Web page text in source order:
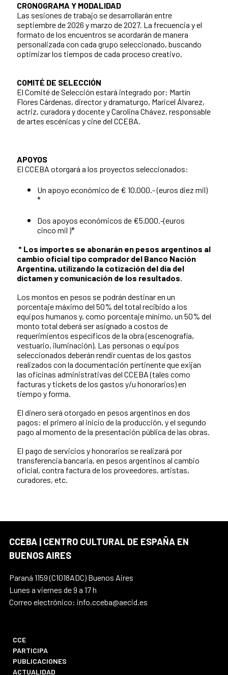
CRONOGRAMA Y MODALIDAD
Las sesiones de trabajo se desarrollarán entre
septiembre de 2026 y marzo de 2027. La frecuencia y el
formato de los encuentros se acordarán de manera
personalizada con cada grupo seleccionado, buscando
optimizar los tiempos de cada proceso creativo.
COMITÉ DE SELECCIÓN
El Comité de Selección estará integrado por: Martín
Flores Cárdenas, director y dramaturgo, Maricel Álvarez,
actriz, curadora y docente y Carolina Chávez, responsable
de artes escénicas y cine del CCEBA.
APOYOS
El CCEBA otorgará a los proyectos seleccionados:
Un apoyo económico de € 10.000.- (euros diez mil)
*
Dos apoyos económicos de €5.000.-(euros
cinco mil )*
* Los importes se abonarán en pesos argentinos al
cambio oficial tipo comprador del Banco Nación
Argentina, utilizando la cotización del día del
dictamen y comunicación de los resultados.
Los montos en pesos se podrán destinar en un
porcentaje máximo del 50% del total recibido a los
equipos humanos y, como porcentaje mínimo, un 50% del
monto total deberá ser asignado a costos de
requerimientos específicos de la obra (escenografía,
vestuario, iluminación). Las personas o equipos
seleccionados deberán rendir cuentas de los gastos
realizados con la documentación pertinente que exijan
las oficinas administrativas del CCEBA (tales como
facturas y tickets de los gastos y/u honorarios) en
tiempo y forma.
El dinero será otorgado en pesos argentinos en dos
pagos: el primero al inicio de la producción, y el segundo
pago al momento de la presentación pública de las obras.
El pago de servicios y honorarios se realizará por
transferencia bancaria, en pesos argentinos al cambio
oficial, contra factura de los proveedores, artistas,
curadores, etc.
CCEBA | CENTRO CULTURAL DE ESPAÑA EN
BUENOS AIRES
Paraná 1159 (C1018ADC) Buenos Aires
Lunes a viernes de 9 a 17 h
Correo electrónico: info.cceba@aecid.es
CCE
PARTICIPA
PUBLICACIONES
ACTUALIDAD